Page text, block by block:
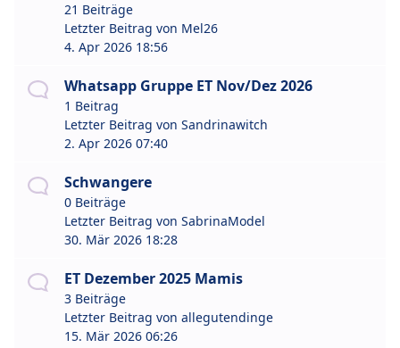
21 Beiträge
Letzter Beitrag von Mel26
4. Apr 2026 18:56
Whatsapp Gruppe ET Nov/Dez 2026
1 Beitrag
Letzter Beitrag von Sandrinawitch
2. Apr 2026 07:40
Schwangere
0 Beiträge
Letzter Beitrag von SabrinaModel
30. Mär 2026 18:28
ET Dezember 2025 Mamis
3 Beiträge
Letzter Beitrag von allegutendinge
15. Mär 2026 06:26